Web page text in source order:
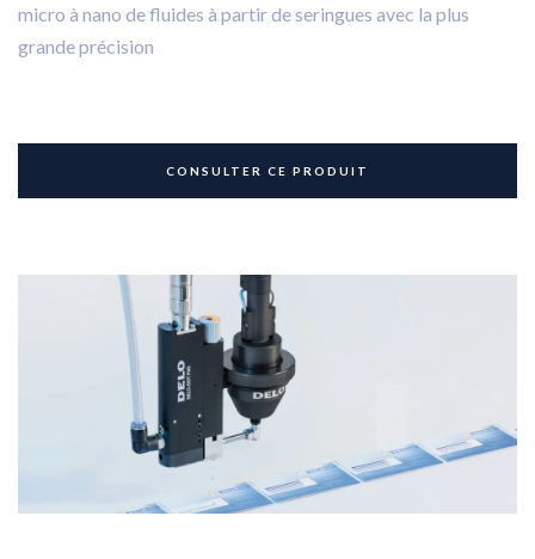
micro à nano de fluides à partir de seringues avec la plus
grande précision
CONSULTER CE PRODUIT